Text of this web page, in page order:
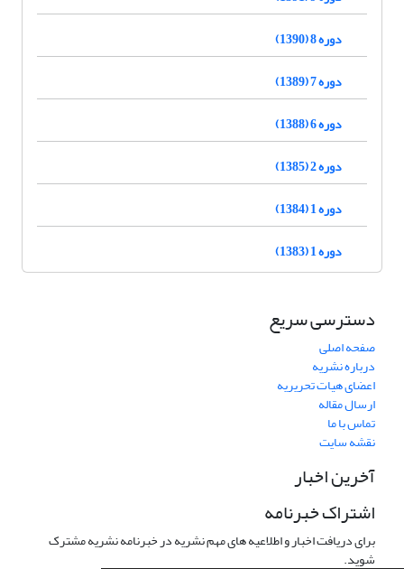
دوره 8 (1390)
دوره 7 (1389)
دوره 6 (1388)
دوره 2 (1385)
دوره 1 (1384)
دوره 1 (1383)
دسترسی سریع
صفحه اصلی
درباره نشریه
اعضای هیات تحریریه
ارسال مقاله
تماس با ما
نقشه سایت
آخرین اخبار
اشتراک خبرنامه
برای دریافت اخبار و اطلاعیه های مهم نشریه در خبرنامه نشریه مشترک
شوید.